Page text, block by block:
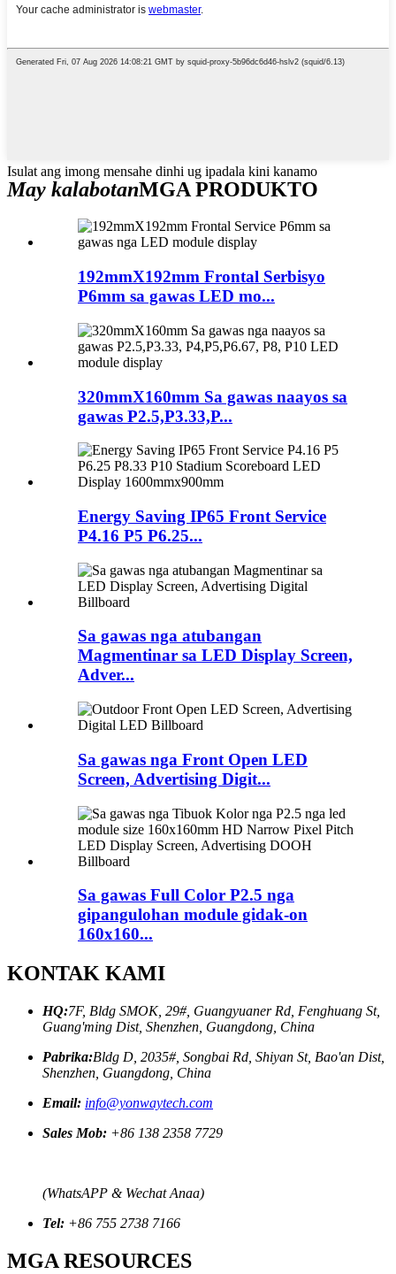
Isulat ang imong mensahe dinhi ug ipadala kini kanamo
May kalabotanMGA PRODUKTO
192mmX192mm Frontal Serbisyo
P6mm sa gawas LED mo...
320mmX160mm Sa gawas naayos sa
gawas P2.5,P3.33,P...
Energy Saving IP65 Front Service
P4.16 P5 P6.25...
Sa gawas nga atubangan
Magmentinar sa LED Display Screen,
Adver...
Sa gawas nga Front Open LED
Screen, Advertising Digit...
Sa gawas Full Color P2.5 nga
gipangulohan module gidak-on
160x160...
KONTAK KAMI
HQ:7F, Bldg SMOK, 29#, Guangyuaner Rd, Fenghuang St,
Guang'ming Dist, Shenzhen, Guangdong, China
Pabrika:Bldg D, 2035#, Songbai Rd, Shiyan St, Bao'an Dist,
Shenzhen, Guangdong, China
Email: info@yonwaytech.com
Sales Mob: +86 138 2358 7729
(WhatsAPP & Wechat Anaa)
Tel: +86 755 2738 7166
MGA RESOURCES